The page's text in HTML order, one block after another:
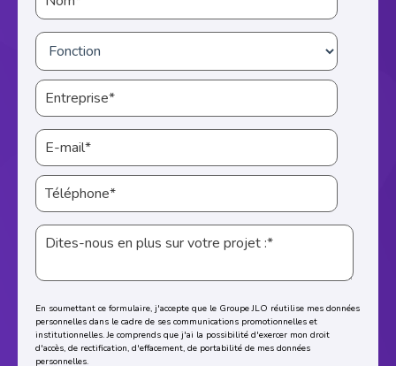
En soumettant ce formulaire, j'accepte que le Groupe JLO réutilise mes données
personnelles dans le cadre de ses communications promotionnelles et
institutionnelles. Je comprends que j'ai la possibilité d'exercer mon droit
d'accès, de rectification, d'effacement, de portabilité de mes données
personnelles.